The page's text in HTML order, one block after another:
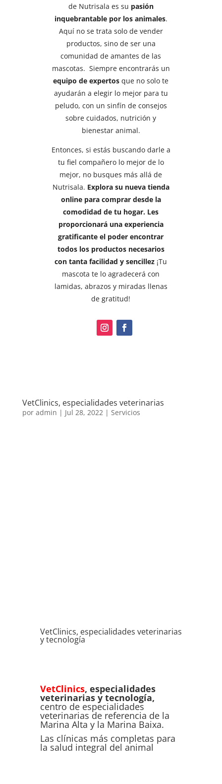
de Nutrisala es su pasión
inquebrantable por los animales.
Aquí no se trata solo de vender
productos, sino de ser una
comunidad de amantes de las
mascotas. Siempre encontrarás un
equipo de expertos que no solo te
ayudarán a elegir lo mejor para tu
peludo, con un sinfín de consejos
sobre cuidados, nutrición y
bienestar animal.
Entonces, si estás buscando darle a
tu fiel compañero lo mejor de lo
mejor, no busques más allá de
Nutrisala. Explora su nueva tienda
online para comprar desde la
comodidad de tu hogar. Les
proporcionará una experiencia
gratificante el poder encontrar
todos los productos necesarios
con tanta facilidad y sencillez ¡Tu
mascota te lo agradecerá con
lamidas, abrazos y miradas llenas
de gratitud!
VetClinics, especialidades veterinarias
por admin | Jul 28, 2022| Servicios
VetClinics, especialidades veterinarias
y tecnología
VetClinics, especialidades
veterinarias y tecnología,
centro de especialidades
veterinarias de referencia de la
Marina Alta y la Marina Baixa.
Las clínicas más completas para
la salud integral del animal